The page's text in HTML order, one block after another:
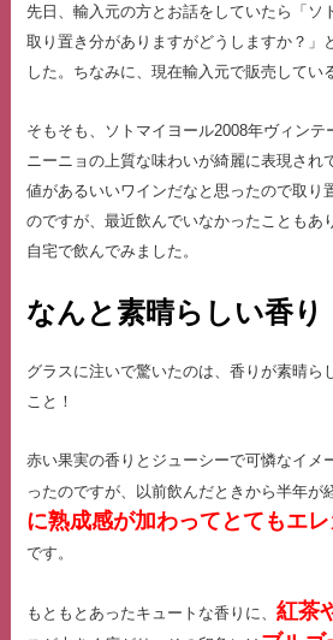
先日、輸入元の方とお話をしていたら「ソ
取り置き分がありますがどうしますか？」
した。ちなみに、現在輸入元で販売してい
そもそも、ソトマイヨール2008年ヴィンテ
ニーニョの上質な味わいが綺麗に表現され
値があるいいワインだなと思ったので取り
のですが、最近飲んでいなかったこともあ
自宅で飲んでみました。
なんと素晴らしい香り
グラスに注いで驚いたのは、香りが素晴ら
こと！
赤い果実の香りとジューシーで可憐なイメ
ったのですが、以前飲んだときから半年が
に熟成感が加わってとてもエレ
です。
もともとあったキュートな香りに、紅茶